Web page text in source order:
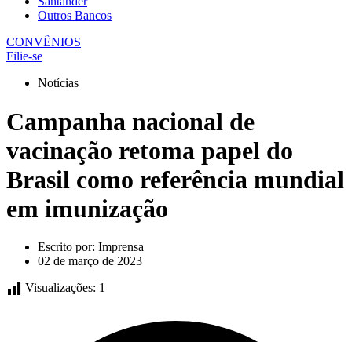
Outros Bancos
CONVÊNIOS
Filie-se
Notícias
Campanha nacional de
vacinação retoma papel do
Brasil como referência mundial
em imunização
Escrito por: Imprensa
02 de março de 2023
Visualizações: 1